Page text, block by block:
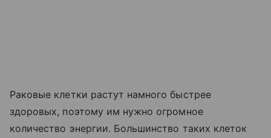
Раковые клетки растут намного быстрее
здоровых, поэтому им нужно огромное
количество энергии. Большинство таких клеток